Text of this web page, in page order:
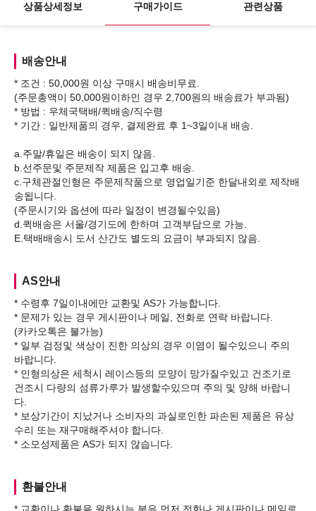
상품상세정보 구매가이드 관련상품
배송안내
* 조건 : 50,000원 이상 구매시 배송비무료.
(주문총액이 50,000원이하인 경우 2,700원의 배송료가 부과됨)
* 방법 : 우체국택배/퀵배송/직수령
* 기간 : 일반제품의 경우, 결제완료 후 1~3일이내 배송.
a.주말/휴일은 배송이 되지 않음.
b.선주문및 주문제작 제품은 입고후 배송.
c.구체관절인형은 주문제작품으로 영업일기준 한달내외로 제작배
송됩니다.
(주문시기와 옵션에 따라 일정이 변경될수있음)
d.퀵배송은 서울/경기도에 한하며 고객부담으로 가능.
AS안내
* 수령후 7일이내에만 교환및 AS가 가능합니다.
* 문제가 있는 경우 게시판이나 메일, 전화로 연락 바랍니다.
(카카오톡은 불가능)
* 일부 검정및 색상이 진한 의상의 경우 이염이 될수있으니 주의
바랍니다.
* 인형의상은 세척시 레이스등의 모양이 망가질수있고 건조기로
건조시 다량의 섬류가루가 발생할수있으며 주의 및 양해 바랍니
다.
* 보상기간이 지났거나 소비자의 과실로인한 파손된 제품은 유상
수리 또는 재구매해주셔야 합니다.
환불안내